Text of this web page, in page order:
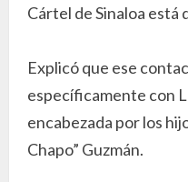
Cártel de Sinaloa está
Explicó que ese
específicamente con
encabezada por los
Chapo” Guzmán.